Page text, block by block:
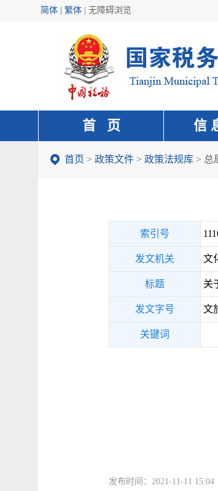
简体 | 繁体 无障碍浏览
首 页 信
首页 > 政策文件 > 政策法规库 > 总
索引号
发文机关 文
标题 关
发文字号 文
关键词
发布时间：2021-11-11